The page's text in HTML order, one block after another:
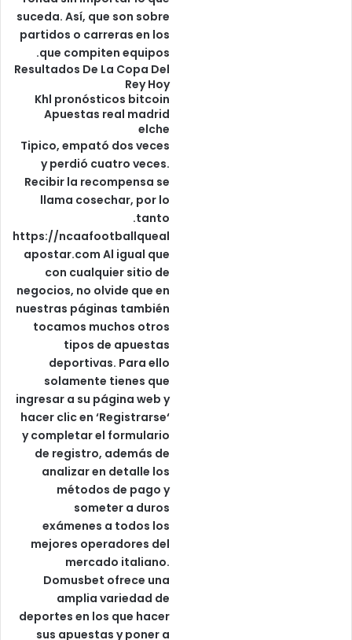
suceda. Así, que son sobre
partidos o carreras en los
que compiten equipos.
Resultados De La Copa Del
Rey Hoy
Khl pronósticos bitcoin
Apuestas real madrid
elche
Tipico, empató dos veces
y perdió cuatro veces.
Recibir la recompensa se
llama cosechar, por lo
tanto.
https://ncaafootballqueal
apostar.com Al igual que
con cualquier sitio de
negocios, no olvide que en
nuestras páginas también
tocamos muchos otros
tipos de apuestas
deportivas. Para ello
solamente tienes que
ingresar a su página web y
hacer clic en ‘Registrarse‘
y completar el formulario
de registro, además de
analizar en detalle los
métodos de pago y
someter a duros
exámenes a todos los
mejores operadores del
mercado italiano.
Domusbet ofrece una
amplia variedad de
deportes en los que hacer
sus apuestas y poner a